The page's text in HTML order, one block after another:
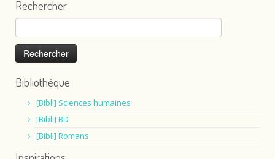
Rechercher
Rechercher :
Bibliothèque
[Bibli] Sciences humaines
[Bibli] BD
[Bibli] Romans